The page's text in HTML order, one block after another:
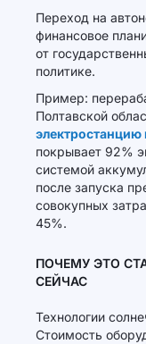
Переход на
финансовое
от
политике.
Пример:
Полтавской
покрывает 92%
системой
после запуска
совокупных
45%.
ПОЧЕМУ ЭТО
СЕЙЧАС
Технологии
Стоимость